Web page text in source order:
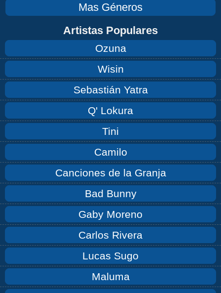
Mas Géneros
Artistas Populares
Ozuna
Wisin
Sebastián Yatra
Q' Lokura
Tini
Camilo
Canciones de la Granja
Bad Bunny
Gaby Moreno
Carlos Rivera
Lucas Sugo
Maluma